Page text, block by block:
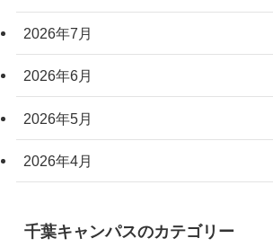
2026年7月
2026年6月
2026年5月
2026年4月
千葉キャンパスのカテゴリー